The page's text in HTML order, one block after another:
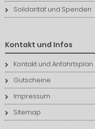
Solidarität und Spenden
Kontakt und Infos
Kontakt und Anfahrtsplan
Gutscheine
Impressum
Sitemap